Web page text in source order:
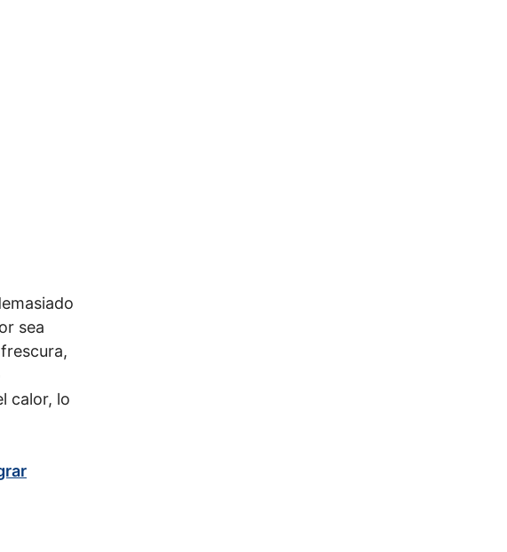
sea
calor, lo